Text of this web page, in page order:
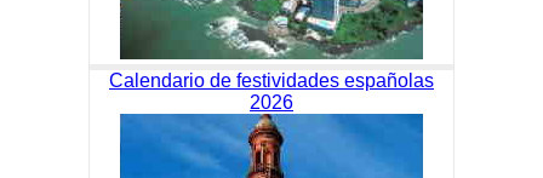
Calendario de festividades españolas
2026